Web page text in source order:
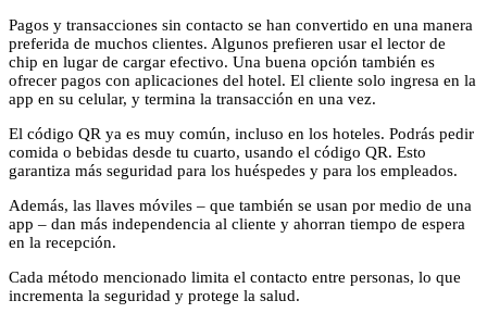
Pagos y transacciones sin contacto se han convertido en una manera
preferida de muchos clientes. Algunos prefieren usar el lector de
chip en lugar de cargar efectivo. Una buena opción también es
ofrecer pagos con aplicaciones del hotel. El cliente solo ingresa en la
app en su celular, y termina la transacción en una vez.
El código QR ya es muy común, incluso en los hoteles. Podrás pedir
comida o bebidas desde tu cuarto, usando el código QR. Esto
garantiza más seguridad para los huéspedes y para los empleados.
Además, las llaves móviles – que también se usan por medio de una
app – dan más independencia al cliente y ahorran tiempo de espera
en la recepción.
Cada método mencionado limita el contacto entre personas, lo que
incrementa la seguridad y protege la salud.